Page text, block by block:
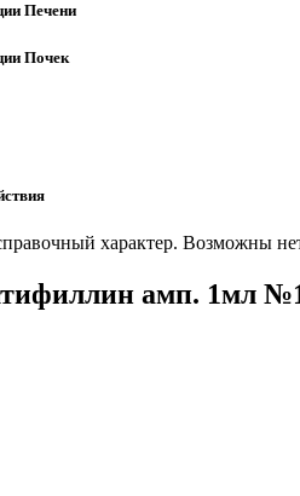
Печени
Почек
характер. Возможны
амп. 1мл